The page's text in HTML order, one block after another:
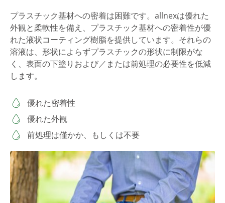
プラスチック基材への密着は困難です。allnexは優れた
外観と柔軟性を備え、プラスチック基材への密着性が優
れた液状コーティング樹脂を提供しています。それらの
溶液は、形状によらずプラスチックの形状に制限がな
く、表面の下塗りおよび／または前処理の必要性を低減
します。
優れた密着性
優れた外観
前処理は僅かか、もしくは不要